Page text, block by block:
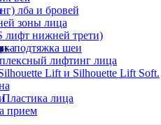
лба и бровей
зоны лица
лифт нижней трети)
– подтяжка шеи
лифтинг лица
Lift и Silhouette Lift Soft.
лица
прием